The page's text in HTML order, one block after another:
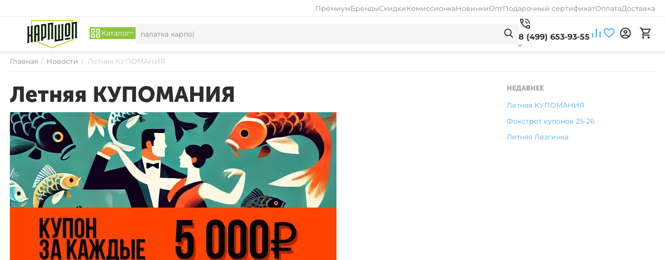
ПремиумБрендыСкидкиКомиссионкаНовинкиОптПодарочный сертификатОплатаДоставка
Каталог 8 (499) 653-93-55
Главная / Новости / Летняя КУПОМАНИЯ
Летняя КУПОМАНИЯ НЕДАВНЕЕ
Летняя КУПОМАНИЯ
Фокстрот купонов 25-26
Летняя Лезгинка